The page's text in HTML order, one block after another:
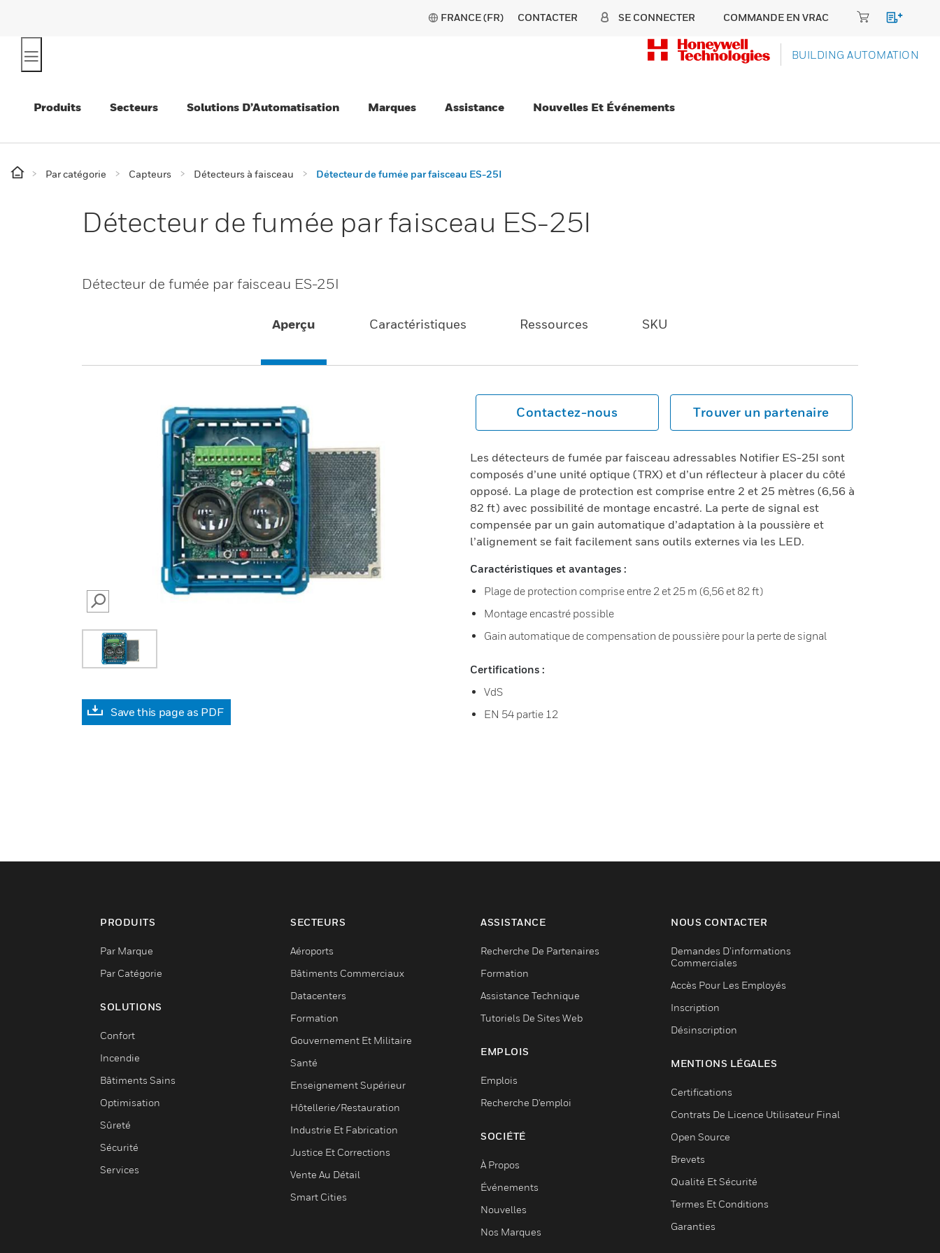
FRANCE (FR) CONTACTER SE CONNECTER COMMANDE EN VRAC
BUILDING AUTOMATION
Produits Secteurs Solutions D’Automatisation Marques Assistance Nouvelles Et Événements
Par catégorie Capteurs Détecteurs à faisceau Détecteur de fumée par faisceau ES-25I
Détecteur de fumée par faisceau ES-25I
Détecteur de fumée par faisceau ES-25I
Aperçu Caractéristiques Ressources SKU
SEARCH
Save this page as PDF
Contactez-nous Trouver un partenaire
Les détecteurs de fumée par faisceau adressables Notifier ES-25I sont
composés d’une unité optique (TRX) et d’un réflecteur à placer du côté
opposé. La plage de protection est comprise entre 2 et 25 mètres (6,56 à
82 ft) avec possibilité de montage encastré. La perte de signal est
compensée par un gain automatique d’adaptation à la poussière et
l’alignement se fait facilement sans outils externes via les LED.
Caractéristiques et avantages :
Plage de protection comprise entre 2 et 25 m (6,56 et 82 ft)
Montage encastré possible
Gain automatique de compensation de poussière pour la perte de signal
Certifications :
VdS
EN 54 partie 12
PRODUITS
Par Marque
Par Catégorie
SOLUTIONS
Confort
Incendie
Bâtiments Sains
Optimisation
Sûreté
Sécurité
Services
SECTEURS
Aéroports
Bâtiments Commerciaux
Datacenters
Formation
Gouvernement Et Militaire
Santé
Enseignement Supérieur
Hôtellerie/Restauration
Industrie Et Fabrication
Justice Et Corrections
Vente Au Détail
Smart Cities
ASSISTANCE
Recherche De Partenaires
Formation
Assistance Technique
Tutoriels De Sites Web
EMPLOIS
Emplois
Recherche D'emploi
SOCIÉTÉ
À Propos
Événements
Nouvelles
Nos Marques
NOUS CONTACTER
Demandes D’informations
Commerciales
Accès Pour Les Employés
Inscription
Désinscription
MENTIONS LÉGALES
Certifications
Contrats De Licence Utilisateur Final
Open Source
Brevets
Qualité Et Sécurité
Termes Et Conditions
Garanties